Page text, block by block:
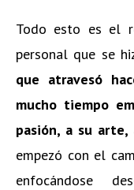
Todo esto es el
personal que se
que atravesó
mucho tiempo
pasión, a su
empezó con el
enfocándose